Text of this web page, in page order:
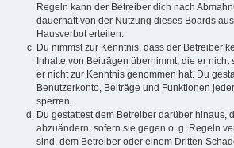
Regeln kann der Betreiber dich nach
dauerhaft von der Nutzung dieses Boards
Hausverbot erteilen.
Du nimmst zur Kenntnis, dass der Betreiber
Inhalte von Beiträgen übernimmt, die er nicht
er nicht zur Kenntnis genommen hat. Du
Benutzerkonto, Beiträge und Funktionen
sperren.
Du gestattest dem Betreiber darüber hinaus,
abzuändern, sofern sie gegen o. g. Regeln
sind, dem Betreiber oder einem Dritten